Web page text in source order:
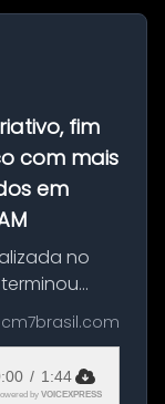
fim
com mais
em
no
115
cidade. O
cm7brasil.com
/ 1:44
by VOICEXPRESS